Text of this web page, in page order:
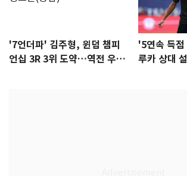
'7언더파' 김주형, 윈덤 챔피
언십 3R 3위 도약…역전 우승
'5연속 득
루카 상대